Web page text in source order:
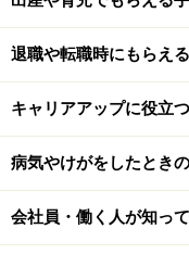
す。
会社を退職し
とはできるの？
金を引き続き受け取
退職や転職時にもらえ
キャリアアップに役立
病気やけがをしたとき
会社員・働く人が知っ